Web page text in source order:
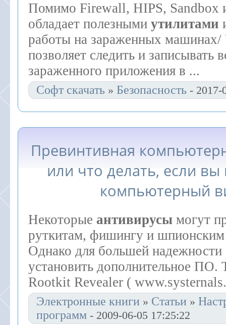
Помимо Firewall, HIPS, Sandbox
обладает полезными утилитами
работы на зараженных машинах/
позволяет следить и записывать
зараженного приложения в ...
Софт скачать » Безопасность - 2017-
Превинтивная
или что делать, если
компьютерный
Некоторые антивирусы могут
руткитам, фишингу и
Однако для большей надежности
установить дополнительное ПО.
Rootkit Revealer ( www.systernals.
Электронные книги » Статьи »
программ - 2009-06-05 17:25:22